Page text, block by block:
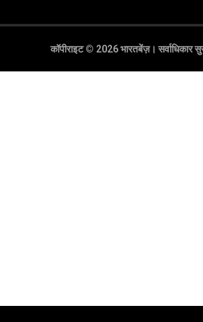
कॉपीराइट © 2026 भारतबेंज़। सर्वाधिकार